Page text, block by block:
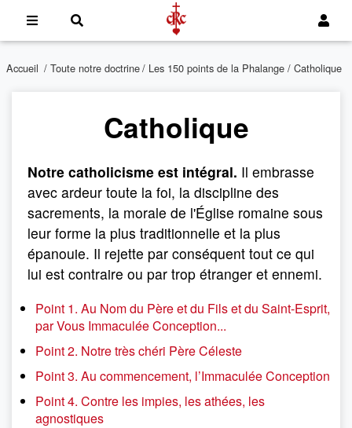
Accueil / Toute notre doctrine/ Les 150 points de la Phalange / Catholique
Catholique
Notre catholicisme est intégral. Il embrasse
avec ardeur toute la foi, la discipline des
sacrements, la morale de l'Église romaine sous
leur forme la plus traditionnelle et la plus
épanouie. Il rejette par conséquent tout ce qui
lui est contraire ou par trop étranger et ennemi.
Point 1. Au Nom du Père et du Fils et du Saint-Esprit,
par Vous Immaculée Conception...
Point 2. Notre très chéri Père Céleste
Point 3. Au commencement, l’Immaculée Conception
Point 4. Contre les impies, les athées, les
agnostiques